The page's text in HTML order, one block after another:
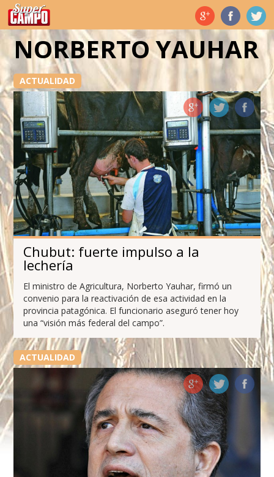
Temas de hoy
NORBERTO YAUHAR
ACTUALIDAD
Chubut: fuerte impulso a la
lechería
El ministro de Agricultura, Norberto Yauhar, firmó un
convenio para la reactivación de esa actividad en la
provincia patagónica. El funcionario aseguró tener hoy
una “visión más federal del campo”.
ACTUALIDAD